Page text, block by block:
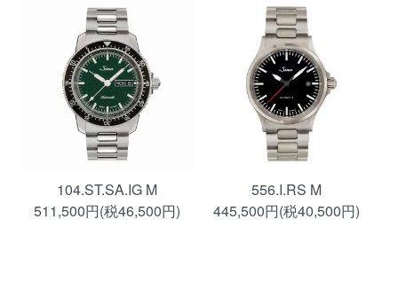
104.ST.SA.IG M
511,500円(税46,500円)
556.I.RS M
445,500円(税40,500円)